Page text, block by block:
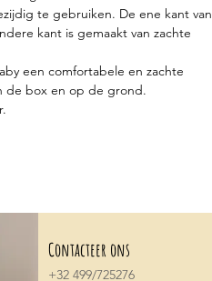
te gebruiken. De ene kant van
kant is gemaakt van zachte
een comfortabele en zachte
de box en op de grond.
Contacteer ons
+32 499/725276